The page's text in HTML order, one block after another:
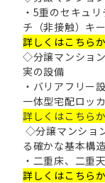
・5重のセキュ
チ（非接触）キ
詳しくはこちら
◇分譲マンショ
実の設備
・バリアフリー
一体型宅配ロッ
詳しくはこちら
◇分譲マンショ
る確かな基本構造
・二重床、二
詳しくはこちら